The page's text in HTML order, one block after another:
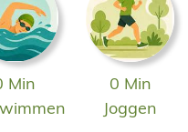
Min
0 Min
Joggen